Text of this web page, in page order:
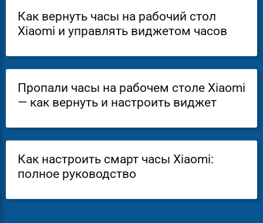
Как вернуть часы на рабочий стол
Xiaomi и управлять виджетом часов
Пропали часы на рабочем столе Xiaomi
— как вернуть и настроить виджет
Как настроить смарт часы Xiaomi:
полное руководство